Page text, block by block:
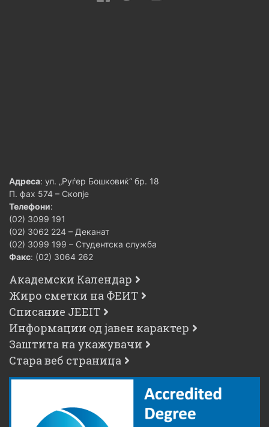
Адреса: ул. „Руѓер Бошковиќ“ бр. 18
П. фах 574 – Скопје
Телефони:
(02) 3099 191
(02) 3062 224 – Деканат
(02) 3099 199 – Студентска служба
Факс: (02) 3064 262
Академски Календар
Жиро сметки на ФЕИТ
Списание JEEIT
Информации од јавен карактер
Заштита на укажувачи
Стара веб страница